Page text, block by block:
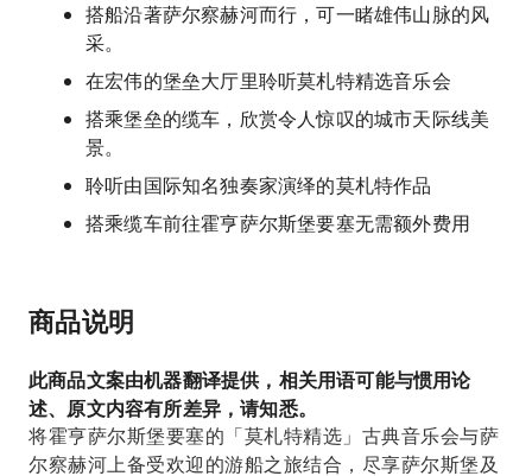
搭船沿著萨尔察赫河而行，可一睹雄伟山脉的风
采。
在宏伟的堡垒大厅里聆听莫札特精选音乐会
搭乘堡垒的缆车，欣赏令人惊叹的城市天际线美
景。
聆听由国际知名独奏家演绎的莫札特作品
搭乘缆车前往霍亨萨尔斯堡要塞无需额外费用
商品说明
此商品文案由机器翻译提供，相关用语可能与惯用论
述、原文内容有所差异，请知悉。
将霍亨萨尔斯堡要塞的「莫札特精选」古典音乐会与萨
尔察赫河上备受欢迎的游船之旅结合，尽享萨尔斯堡及